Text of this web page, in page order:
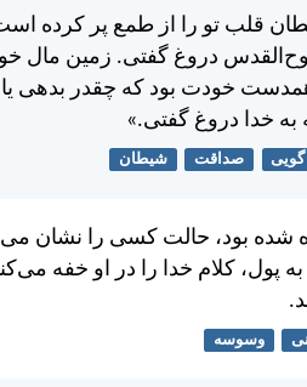
قلب تو را از طمع پر كرده
دروغ گفتی. زمين مال
خودت بود كه چقدر بدهی يا
به خدا دروغ گفتی.»
گویی صداقت شیطان
شده بود، حالت كسی را نشان
پول، كلام خدا را در او خفه
وسوسه